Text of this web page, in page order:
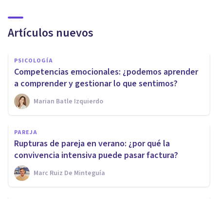
Artículos nuevos
PSICOLOGÍA
Competencias emocionales: ¿podemos aprender
a comprender y gestionar lo que sentimos?
Marian Batle Izquierdo
PAREJA
Rupturas de pareja en verano: ¿por qué la
convivencia intensiva puede pasar factura?
Marc Ruiz De Minteguía